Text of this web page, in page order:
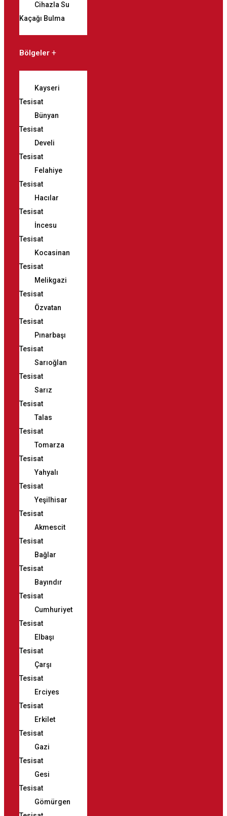
Cihazla Su
Kaçağı Bulma
Bölgeler
Kayseri
Tesisat
Bünyan
Tesisat
Develi
Tesisat
Felahiye
Tesisat
Hacılar
Tesisat
İncesu
Tesisat
Kocasinan
Tesisat
Melikgazi
Tesisat
Özvatan
Tesisat
Pınarbaşı
Tesisat
Sarıoğlan
Tesisat
Sarız
Tesisat
Talas
Tesisat
Tomarza
Tesisat
Yahyalı
Tesisat
Yeşilhisar
Tesisat
Akmescit
Tesisat
Bağlar
Tesisat
Bayındır
Tesisat
Cumhuriyet
Tesisat
Elbaşı
Tesisat
Çarşı
Tesisat
Erciyes
Tesisat
Erkilet
Tesisat
Gazi
Tesisat
Gesi
Tesisat
Gömürgen